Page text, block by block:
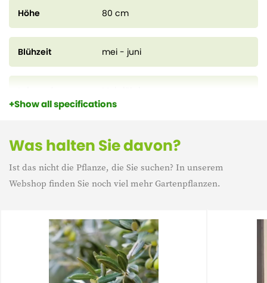
Höhe 80 cm
Blühzeit mei - juni
Eigenschaft Mediterrane Pflanzen
Show all specifications
Was halten Sie davon?
Ist das nicht die Pflanze, die Sie suchen? In unserem
Webshop finden Sie noch viel mehr Gartenpflanzen.